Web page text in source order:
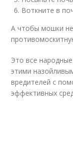
Воткните в
А чтобы мошки не
Это все
этими
вредителей с
эффективных